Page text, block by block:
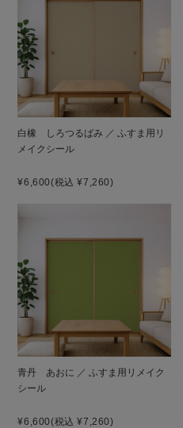
白橡 しろつるばみ ／ ふすま用リ
メイクシール
¥6,600(税込 ¥7,260)
青丹 あおに ／ ふすま用リメイク
シール
¥6,600(税込 ¥7,260)